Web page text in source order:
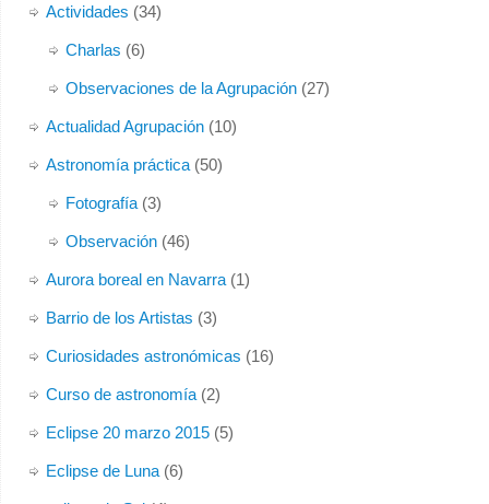
Actividades (34)
Charlas (6)
Observaciones de la Agrupación(27)
Actualidad Agrupación(10)
Astronomía práctica(50)
Fotografía(3)
Observación(46)
Aurora boreal en Navarra(1)
Barrio de los Artistas (3)
Curiosidades astronómicas (16)
Curso de astronomía(2)
Eclipse 20 marzo 2015(5)
Eclipse de Luna(6)